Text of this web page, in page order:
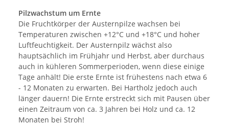
Pilzwachstum um Ernte
Die Fruchtkörper der Austernpilze wachsen bei
Temperaturen zwischen +12°C und +18°C und hoher
Luftfeuchtigkeit. Der Austernpilz wächst also
hauptsächlich im Frühjahr und Herbst, aber durchaus
auch in kühleren Sommerperioden, wenn diese einige
Tage anhält! Die erste Ernte ist frühestens nach etwa 6
- 12 Monaten zu erwarten. Bei Hartholz jedoch auch
länger dauern! Die Ernte erstreckt sich mit Pausen über
einen Zeitraum von ca. 3 Jahren bei Holz und ca. 12
Monaten bei Stroh!